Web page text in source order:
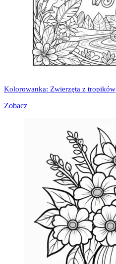
Kolorowanka: Zwierzęta z tropików
Zobacz